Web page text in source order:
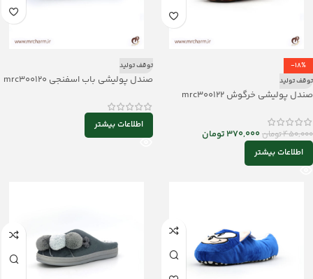
-18%
توقف تولید
صندل پولیشی خرگوش mrc300122
450,000تومان370,000تومان
اطلاعات بیشتر
توقف تولید
صندل پولیشی باب اسفنجی mrc300120
اطلاعات بیشتر